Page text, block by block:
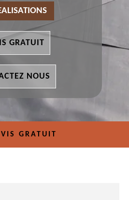
GRATUIT
NOUS
GRATUIT